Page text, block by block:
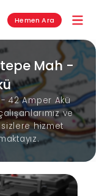
Hemen Ara
Mah -
42 Amper Akü
ve
hizmet